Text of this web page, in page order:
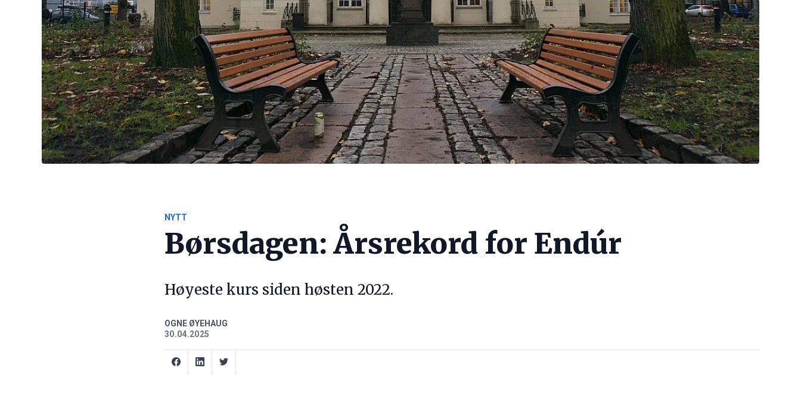
NYTT
Børsdagen: Årsrekord for Endúr
Høyeste kurs siden høsten 2022.
OGNE ØYEHAUG
30.04.2025